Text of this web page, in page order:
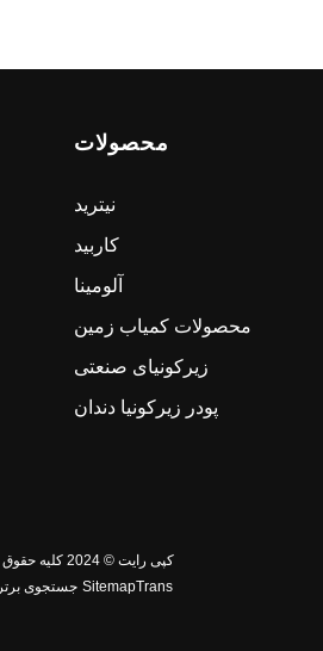
محصولات
نیترید
کاربید
آلومینا
محصولات کمیاب زمین
زیرکونیای صنعتی
پودر زیرکونیا دندان
کپی رایت © 2024 کلیه حقوق محفوظ است
جستجوی برتر SitemapTrans